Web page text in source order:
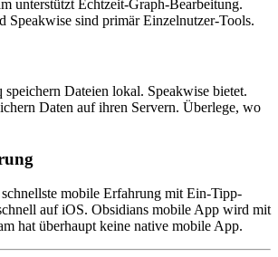
unterstützt Echtzeit-Graph-Bearbeitung.
Speakwise sind primär Einzelnutzer-Tools.
Dateien lokal. Speakwise bietet.
Daten auf ihren Servern. Überlege, wo
mobile Erfahrung mit Ein-Tipp-
auf iOS. Obsidians mobile App wird mit
hat überhaupt keine native mobile App.